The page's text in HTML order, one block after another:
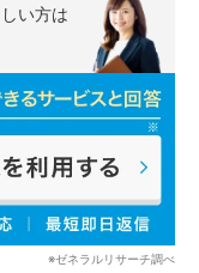
い方は
※ゼネラルリサーチ調べ